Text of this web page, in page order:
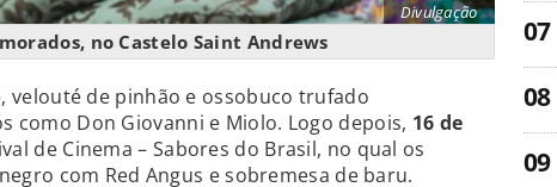
Divulgação
no Castelo Saint Andrews
, velouté de pinhão e ossobuco trufado
como Don Giovanni e Miolo. Logo depois, 16 de
de Cinema – Sabores do Brasil, no qual os
com Red Angus e sobremesa de baru.